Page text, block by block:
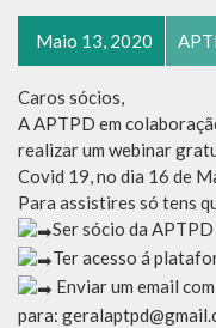
Maio 13, 2020
Caros sócios,
A APTPD em
realizar um webinar
Covid 19, no dia 16 de
Para assistires só tens
Ser sócio da APTPD
Ter acesso á
Enviar um email
para: